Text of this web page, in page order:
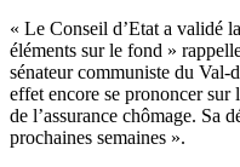
« Le Conseil d’Etat a validé
éléments sur le fond »
sénateur communiste du Val-
effet encore se prononcer
de l’assurance chômage. Sa
prochaines semaines ».